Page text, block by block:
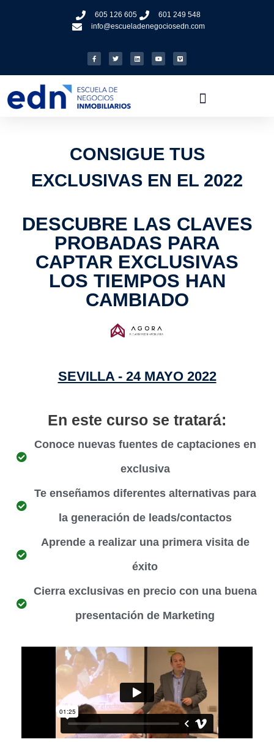
605 126 605
601 249 548
info@escueladenegociosedn.com
CONSIGUE TUS
EXCLUSIVAS EN EL 2022
DESCUBRE LAS CLAVES
PROBADAS PARA
CAPTAR EXCLUSIVAS
LOS TIEMPOS HAN
CAMBIADO
SEVILLA - 24 MAYO 2022
En este curso se tratará:
Conoce nuevas fuentes de captaciones en
exclusiva
Te enseñamos diferentes alternativas para
la generación de leads/contactos
Aprende a realizar una primera visita de
éxito
Cierra exclusivas en precio con una buena
presentación de Marketing